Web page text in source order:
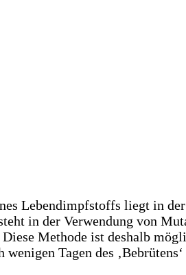
Lebendimpfstoffs liegt in
in der Verwendung von
Methode ist deshalb
Tagen des